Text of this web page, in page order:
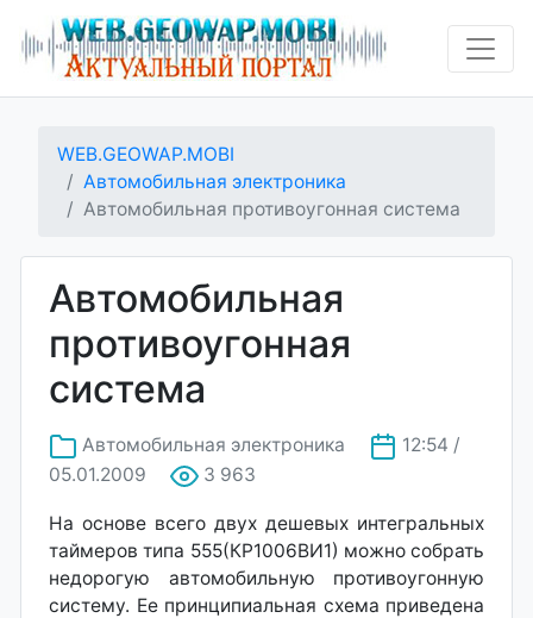
WEB.GEOWAP.MOBI
Автомобильная электроника
Автомобильная противоугонная система
Автомобильная
противоугонная
система
Автомобильная электроника
12:54 /
05.01.2009
3 963
На основе всего двух дешевых интегральных
таймеров типа 555(КР1006ВИ1) можно собрать
недорогую автомобильную противоугонную
систему. Ее принципиальная схема приведена